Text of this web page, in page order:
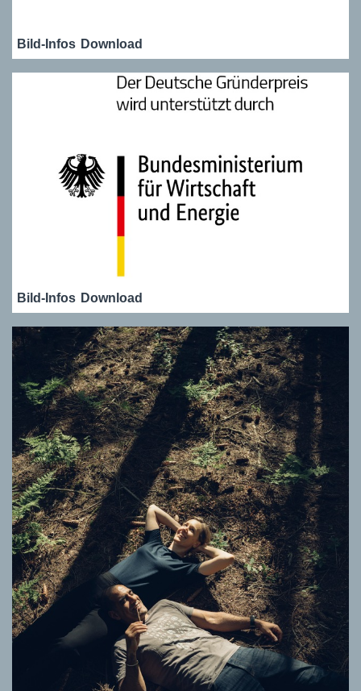
Bild-Infos Download
Bild-Infos Download